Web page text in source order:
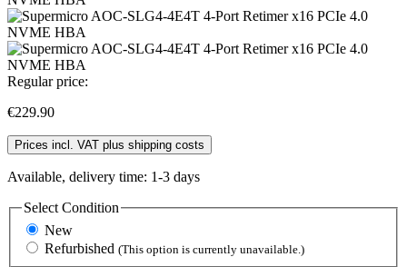
Regular price:
€229.90
Prices incl. VAT plus shipping costs
Available, delivery time: 1-3 days
Select Condition
New
Refurbished (This option is currently unavailable.)